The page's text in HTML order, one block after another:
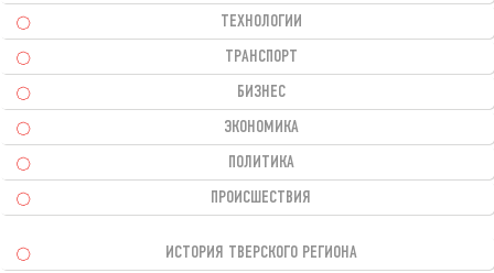
ТЕХНОЛОГИИ
ТРАНСПОРТ
БИЗНЕС
ЭКОНОМИКА
ПОЛИТИКА
ПРОИСШЕСТВИЯ
ИСТОРИЯ ТВЕРСКОГО РЕГИОНА